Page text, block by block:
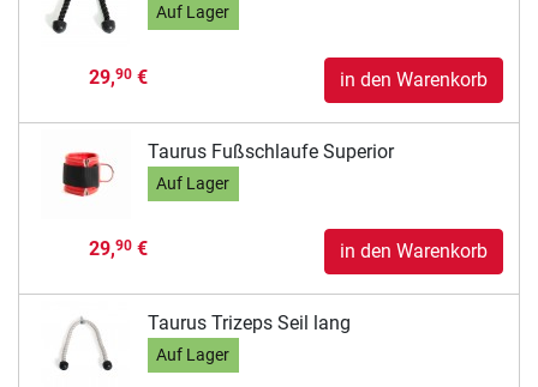
Auf Lager
29,90€ in den Warenkorb
Taurus Fußschlaufe Superior
Auf Lager
29,90€ in den Warenkorb
Taurus Trizeps Seil lang
Auf Lager